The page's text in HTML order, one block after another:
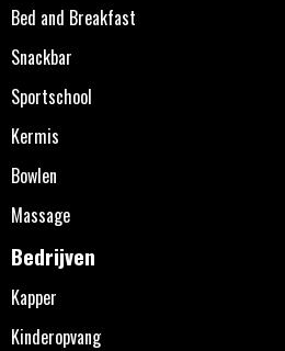
Bed and Breakfast
Snackbar
Sportschool
Kermis
Bowlen
Massage
Bedrijven
Kapper
Kinderopvang